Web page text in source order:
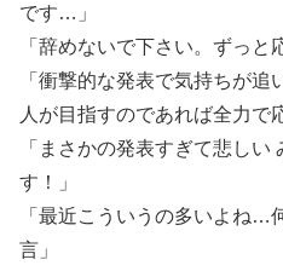
です…」
「辞めないで下さい。ずっと
「衝撃的な発表で気持ちが
人が目指すのであれば全力で
「まさかの発表すぎて悲しい
す！」
「最近こういうの多いよね…
言」